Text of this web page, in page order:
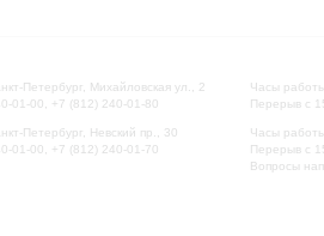
Петербург, Михайловская ул., 2
01-00, +7 (812) 240-01-80
Петербург, Невский пр., 30
01-00, +7 (812) 240-01-70
Часы
Перерыв с
Часы
Перерыв с
Вопросы